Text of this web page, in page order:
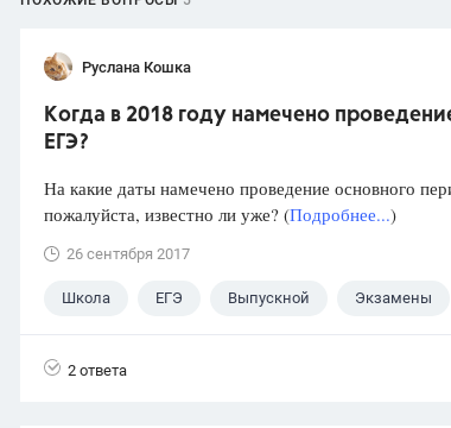
Руслана Кошка
Когда в 2018 году намечено
ЕГЭ?
На какие даты намечено проведение основного
пожалуйста, известно ли уже? (Подробнее...)
26 сентября 2017
Школа ЕГЭ Выпускной Экзамены
2 ответа